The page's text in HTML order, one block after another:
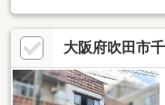
大阪府吹田市